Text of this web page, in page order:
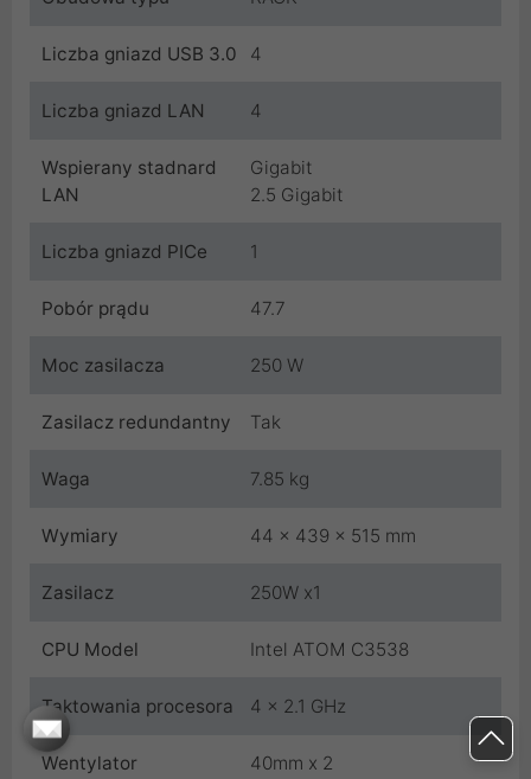
Liczba gniazd USB 3.0 4
Liczba gniazd LAN 4
Wspierany stadnard
LAN
Gigabit
2.5 Gigabit
Liczba gniazd PICe 1
Pobór prądu 47.7
Moc zasilacza 250 W
Zasilacz redundantny Tak
Waga 7.85 kg
Wymiary 44 x 439 x 515 mm
Zasilacz 250W x1
CPU Model Intel ATOM C3538
Taktowania procesora 4 x 2.1 GHz
Wentylator 40mm x 2